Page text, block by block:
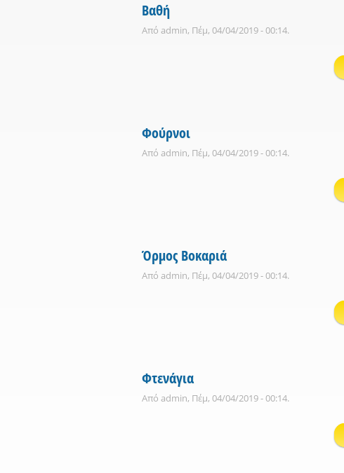
Βαθή
Από admin, Πέμ, 04/04/2019 - 00:14.
Φούρνοι
Από admin, Πέμ, 04/04/2019 - 00:14.
Όρμος Βοκαριά
Από admin, Πέμ, 04/04/2019 - 00:14.
Φτενάγια
Από admin, Πέμ, 04/04/2019 - 00:14.